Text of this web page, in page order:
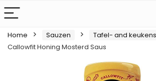
Home Sauzen
Tafel- and
Callowfit Honing Mosterd Saus